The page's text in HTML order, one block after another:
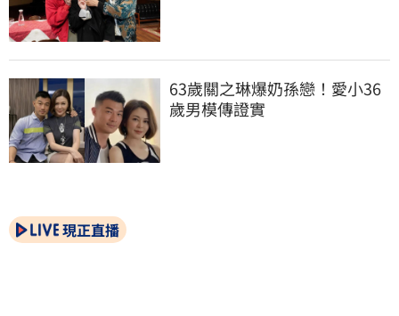
63歲關之琳爆奶孫戀！愛小36
歲男模傳證實
現正直播